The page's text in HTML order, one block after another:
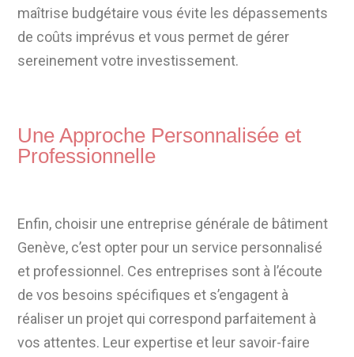
maîtrise budgétaire vous évite les dépassements
de coûts imprévus et vous permet de gérer
sereinement votre investissement.
Une Approche Personnalisée et
Professionnelle
Enfin, choisir une entreprise générale de bâtiment
Genève, c’est opter pour un service personnalisé
et professionnel. Ces entreprises sont à l’écoute
de vos besoins spécifiques et s’engagent à
réaliser un projet qui correspond parfaitement à
vos attentes. Leur expertise et leur savoir-faire